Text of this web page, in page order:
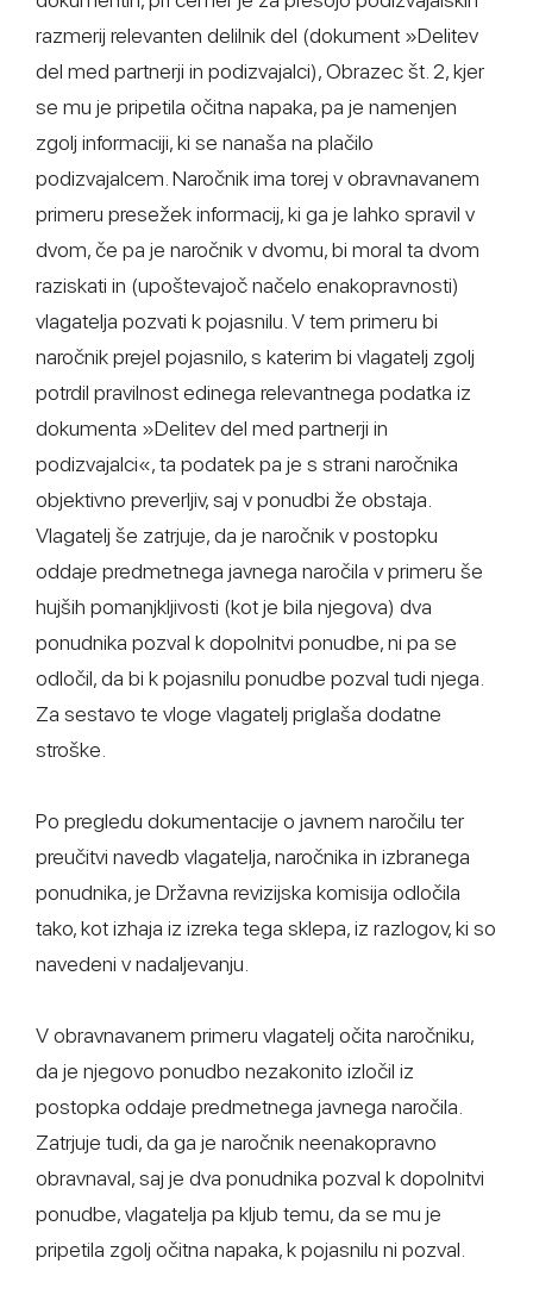
razmerij relevanten delilnik del (dokument »Delitev
del med partnerji in podizvajalci), Obrazec št. 2, kjer
se mu je pripetila očitna napaka, pa je namenjen
zgolj informaciji, ki se nanaša na plačilo
podizvajalcem. Naročnik ima torej v obravnavanem
primeru presežek informacij, ki ga je lahko spravil v
dvom, če pa je naročnik v dvomu, bi moral ta dvom
raziskati in (upoštevajoč načelo enakopravnosti)
vlagatelja pozvati k pojasnilu. V tem primeru bi
naročnik prejel pojasnilo, s katerim bi vlagatelj zgolj
potrdil pravilnost edinega relevantnega podatka iz
dokumenta »Delitev del med partnerji in
podizvajalci«, ta podatek pa je s strani naročnika
objektivno preverljiv, saj v ponudbi že obstaja.
Vlagatelj še zatrjuje, da je naročnik v postopku
oddaje predmetnega javnega naročila v primeru še
hujših pomanjkljivosti (kot je bila njegova) dva
ponudnika pozval k dopolnitvi ponudbe, ni pa se
odločil, da bi k pojasnilu ponudbe pozval tudi njega.
Za sestavo te vloge vlagatelj priglaša dodatne
stroške.
Po pregledu dokumentacije o javnem naročilu ter
preučitvi navedb vlagatelja, naročnika in izbranega
ponudnika, je Državna revizijska komisija odločila
tako, kot izhaja iz izreka tega sklepa, iz razlogov, ki so
navedeni v nadaljevanju.
V obravnavanem primeru vlagatelj očita naročniku,
da je njegovo ponudbo nezakonito izločil iz
postopka oddaje predmetnega javnega naročila.
Zatrjuje tudi, da ga je naročnik neenakopravno
obravnaval, saj je dva ponudnika pozval k dopolnitvi
ponudbe, vlagatelja pa kljub temu, da se mu je
pripetila zgolj očitna napaka, k pojasnilu ni pozval.